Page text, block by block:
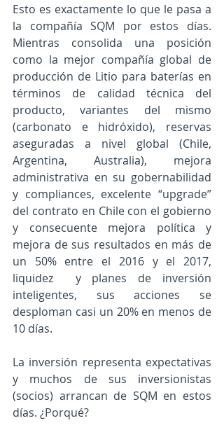
Esto es exactamente lo que le pasa a
la compañía SQM por estos días.
Mientras consolida una posición
como la mejor compañía global de
producción de Litio para baterías en
términos de calidad técnica del
producto, variantes del mismo
(carbonato e hidróxido), reservas
aseguradas a nivel global (Chile,
Argentina, Australia), mejora
administrativa en su gobernabilidad
y compliances, excelente “upgrade”
del contrato en Chile con el gobierno
y consecuente mejora política y
mejora de sus resultados en más de
un 50% entre el 2016 y el 2017,
liquidez  y planes de inversión
inteligentes, sus acciones se
desploman casi un 20% en menos de
10 días.
La inversión representa expectativas
y muchos de sus inversionistas
(socios) arrancan de SQM en estos
días. ¿Porqué?